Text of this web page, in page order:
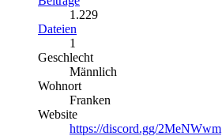
1.229
Dateien
1
Geschlecht
Männlich
Wohnort
Franken
Website
https://discord.gg/2MeNWwm